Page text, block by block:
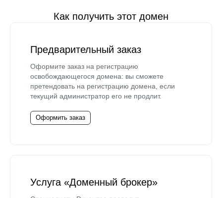
Как получить этот домен
Предварительный заказ
Оформите заказ на регистрацию
освобождающегося домена: вы сможете
претендовать на регистрацию домена, если
текущий администратор его не продлит.
Оформить заказ
Услуга «Доменный брокер»